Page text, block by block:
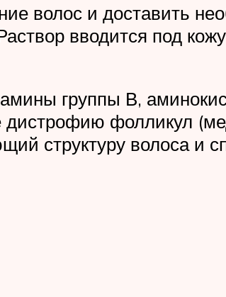
волос и доставить
вводится под
группы В,
фолликул
структуру волоса и